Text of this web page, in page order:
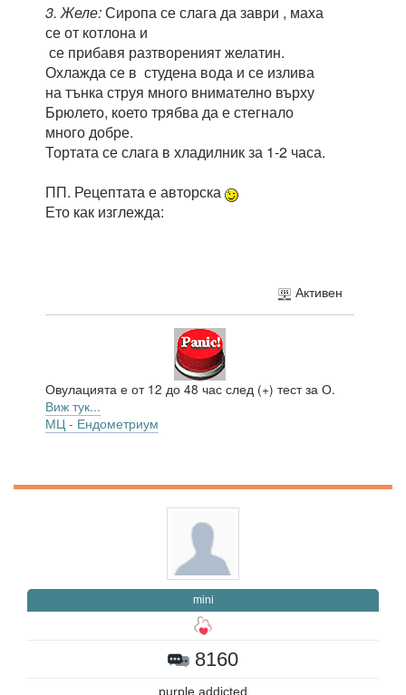
3. Желе:Сиропа се слага да заври , маха
се от котлона и
се прибавя разтвореният желатин.
Охлажда се в студена вода и се излива
на тънка струя много внимателно върху
Брюлето, което трябва да е стегнало
много добре.
Тортата се слага в хладилник за 1-2 часа.
ПП. Рецептата е авторска
Ето как изглежда:
Активен
Овулацията е от 12 до 48 час след (+) тест за О.
Виж тук...
МЦ - Ендометриум
mini
8160
purple addicted